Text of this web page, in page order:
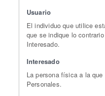
Usuario
El individuo que utilice
que se indique lo
Interesado.
Interesado
La persona física a la
Personales.